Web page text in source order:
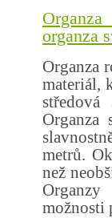
organza
Organza
materiál,
Organza
metrů.
než
možnosti